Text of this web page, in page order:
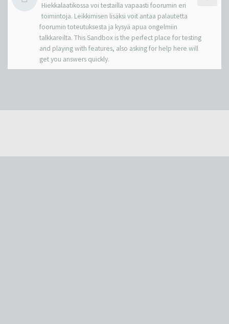
Hiekkalaatikossa voi testailla vapaasti foorumin eri
toimintoja. Leikkimisen lisäksi voit antaa palautetta
foorumin toteutuksesta ja kysyä apua ongelmiin
talkkareilta. This Sandbox is the perfect place for testing
and playing with features, also asking for help here will
get you answers quickly.